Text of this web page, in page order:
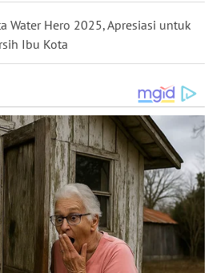
Water Hero 2025, Apresiasi untuk
Ibu Kota